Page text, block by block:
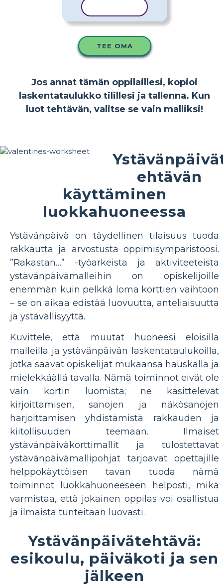
TEE OMA
Jos annat tämän oppilaillesi, kopioi
laskentataulukko tilillesi ja tallenna. Kun
luot tehtävän, valitse se vain malliksi!
ehtävän
käyttäminen
luokkahuoneessa
Ystävänpäivä on täydellinen tilaisuus tuoda
rakkautta ja arvostusta oppimisympäristöösi.
”Rakastan…” -työarkeista ja aktiviteeteista
ystävänpäivämalleihin on opiskelijoille
enemmän kuin pelkkä loma korttien vaihtoon
– se on aikaa edistää luovuutta, anteliaisuutta
ja ystävällisyyttä.
Kuvittele, että muutat huoneesi eloisilla
malleilla ja ystävänpäivän laskentataulukoilla,
jotka saavat opiskelijat mukaansa hauskalla ja
mielekkäällä tavalla. Nämä toiminnot eivät ole
vain kortin luomista; ne käsittelevät
kirjoittamisen, sanojen ja näkösanojen
harjoittamisen yhdistämistä rakkauden ja
kiitollisuuden teemaan. Ilmaiset
ystävänpäiväkorttimallit ja tulostettavat
ystävänpäivämallipohjat tarjoavat opettajille
helppokäyttöisen tavan tuoda nämä
toiminnot luokkahuoneeseen helposti, mikä
varmistaa, että jokainen oppilas voi osallistua
ja ilmaista tunteitaan luovasti.
Ystävänpäivätehtävä:
esikoulu, päiväkoti ja sen
jälkeen